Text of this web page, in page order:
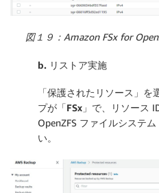
図１９：Amazon FSx for
b. リストア実施
「保護されたリソース 」を
プが「FSx 」で、リソース
OpenZFS ファイルシステ
い。